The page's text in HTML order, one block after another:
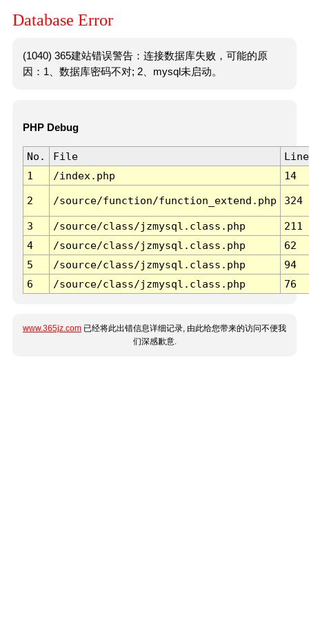
Database Error
(1040) 365建站错误警告：连接数据库失败，可能的原
因：1、数据库密码不对; 2、mysql未启动。
PHP Debug
No. File
Line
1
/index.php 14
2 /source/function/function_extend.php 324
3 /source/class/jzmysql.class.php
211
4
/source/class/jzmysql.class.php
62
5
/source/class/jzmysql.class.php
94
6
/source/class/jzmysql.class.php 76
www.365jz.com 已经将此出错信息详细记录, 由此给您带来的访问不便我
们深感歉意.